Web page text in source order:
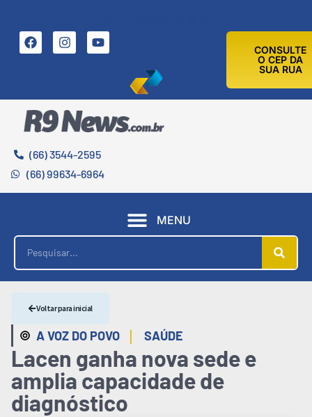
CONSULTE
O CEP DA
SUA RUA
(66) 3544-2595
(66) 99634-6964
MENU
A VOZ DO POVO | SAÚDE
Voltar para inicial
Lacen ganha nova sede e
amplia capacidade de
diagnóstico